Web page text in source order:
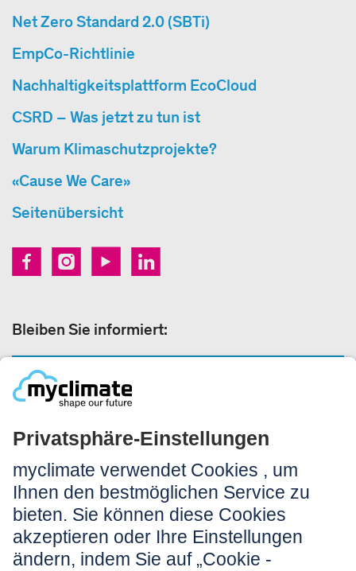
Net Zero Standard 2.0 (SBTi)
EmpCo-Richtlinie
Nachhaltigkeitsplattform EcoCloud
CSRD – Was jetzt zu tun ist
Warum Klimaschutzprojekte?
«Cause We Care»
Seitenübersicht
Bleiben Sie informiert:
Rechtliches:
Impressum
Nutzungshinweis
AGB